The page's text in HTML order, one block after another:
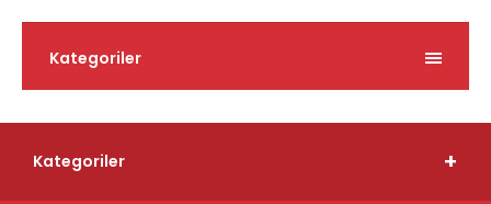
Kategoriler
Kategoriler